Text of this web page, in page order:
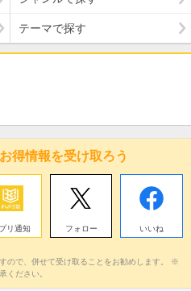
テーマで探す
得情報を受け取ろう
リ通知 フォロー いいね
ので、併せて受け取ることをお勧めします。 ※
ください。